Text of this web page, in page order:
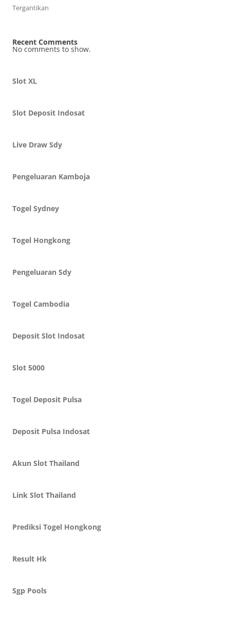
Tergantikan
Recent Comments
No comments to show.
Slot XL
Slot Deposit Indosat
Live Draw Sdy
Pengeluaran Kamboja
Togel Sydney
Togel Hongkong
Pengeluaran Sdy
Togel Cambodia
Deposit Slot Indosat
Slot 5000
Togel Deposit Pulsa
Deposit Pulsa Indosat
Akun Slot Thailand
Link Slot Thailand
Prediksi Togel Hongkong
Result Hk
Sgp Pools